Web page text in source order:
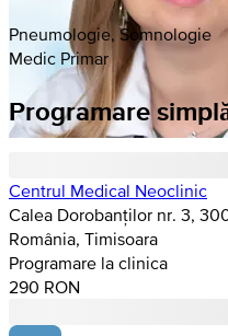
Pneumologie, Somnologie
Medic Primar
Programare
Centrul Medical Neoclinic
Calea Dorobanților nr. 3,
România, Timisoara
Programare la clinica
290 RON